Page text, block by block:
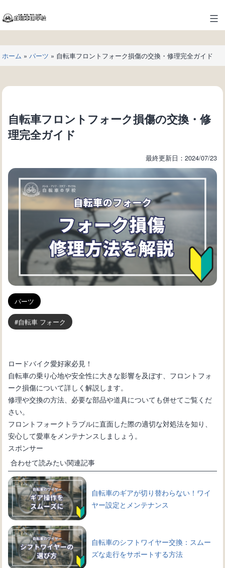
ン
テ
ツ
へ
キ
自
転
車
の
学
ホーム » パーツ » 自転車フロントフォーク損傷の交換・修理完全ガイド
自転車フロントフォーク損傷の交換・修
理完全ガイド
最終更新日：2024/07/23
パーツ
自転車 フォーク
ロードバイク愛好家必見！
自転車の乗り心地や安全性に大きな影響を及ぼす、フロントフォ
ーク損傷について詳しく解説します。
修理や交換の方法、必要な部品や道具についても併せてご覧くだ
さい。
フロントフォークトラブルに直面した際の適切な対処法を知り、
安心して愛車をメンテナンスしましょう。
スポンサー
合わせて読みたい関連記事
自転車のギアが切り替わらない！ワイ
ヤー設定とメンテナンス
自転車のシフトワイヤー交換：スムー
ズな走行をサポートする方法